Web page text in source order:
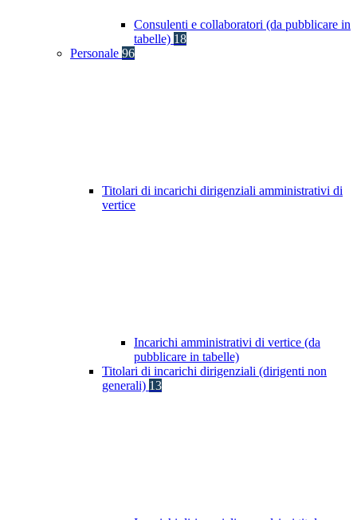
Consulenti e collaboratori (da pubblicare in
tabelle) 18
Personale 96
Titolari di incarichi dirigenziali amministrativi di
vertice
Incarichi amministrativi di vertice (da
pubblicare in tabelle)
Titolari di incarichi dirigenziali (dirigenti non
generali) 13